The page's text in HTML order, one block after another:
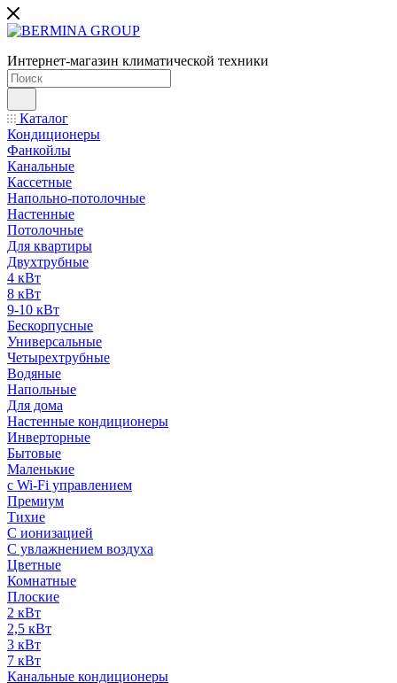
Интернет-магазин климатической техники
Каталог
Кондиционеры
Фанкойлы
Канальные
Кассетные
Напольно-потолочные
Настенные
Потолочные
Для квартиры
Двухтрубные
4 кВт
8 кВт
9-10 кВт
Бескорпусные
Универсальные
Четырехтрубные
Водяные
Напольные
Для дома
Настенные кондиционеры
Инверторные
Бытовые
Маленькие
с Wi-Fi управлением
Премиум
Тихие
С ионизацией
С увлажнением воздуха
Цветные
Комнатные
Плоские
2 кВт
2,5 кВт
3 кВт
7 кВт
Канальные кондиционеры